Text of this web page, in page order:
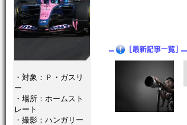
・対象：Ｐ・ガスリ
ー
・場所：ホームスト
レート
・撮影：ハンガリー